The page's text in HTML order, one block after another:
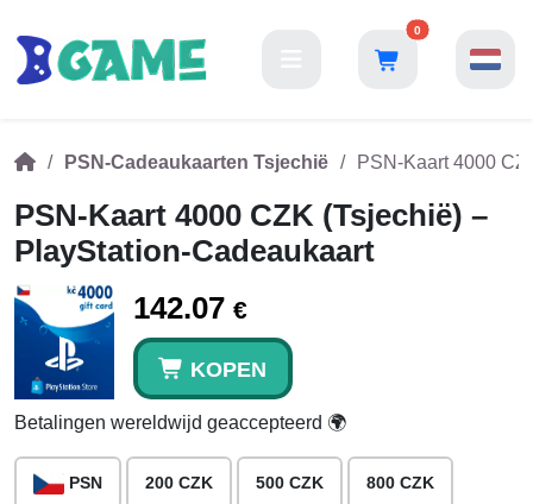
0
PSN-Cadeaukaarten Tsjechië PSN-Kaart 4000
PSN-Kaart 4000 CZK (Tsjechië) –
PlayStation-Cadeaukaart
142.07 €
KOPEN
Betalingen wereldwijd geaccepteerd 🌍
PSN 200 CZK 500 CZK 800 CZK